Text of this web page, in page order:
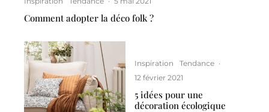
Comment adopter la déco folk ?
Inspiration Tendance ·
12 février 2021
5 idées pour une
décoration écologique